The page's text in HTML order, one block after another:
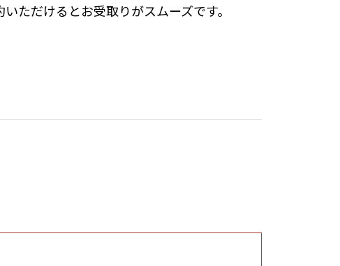
ただけるとお受取りがスムーズです。